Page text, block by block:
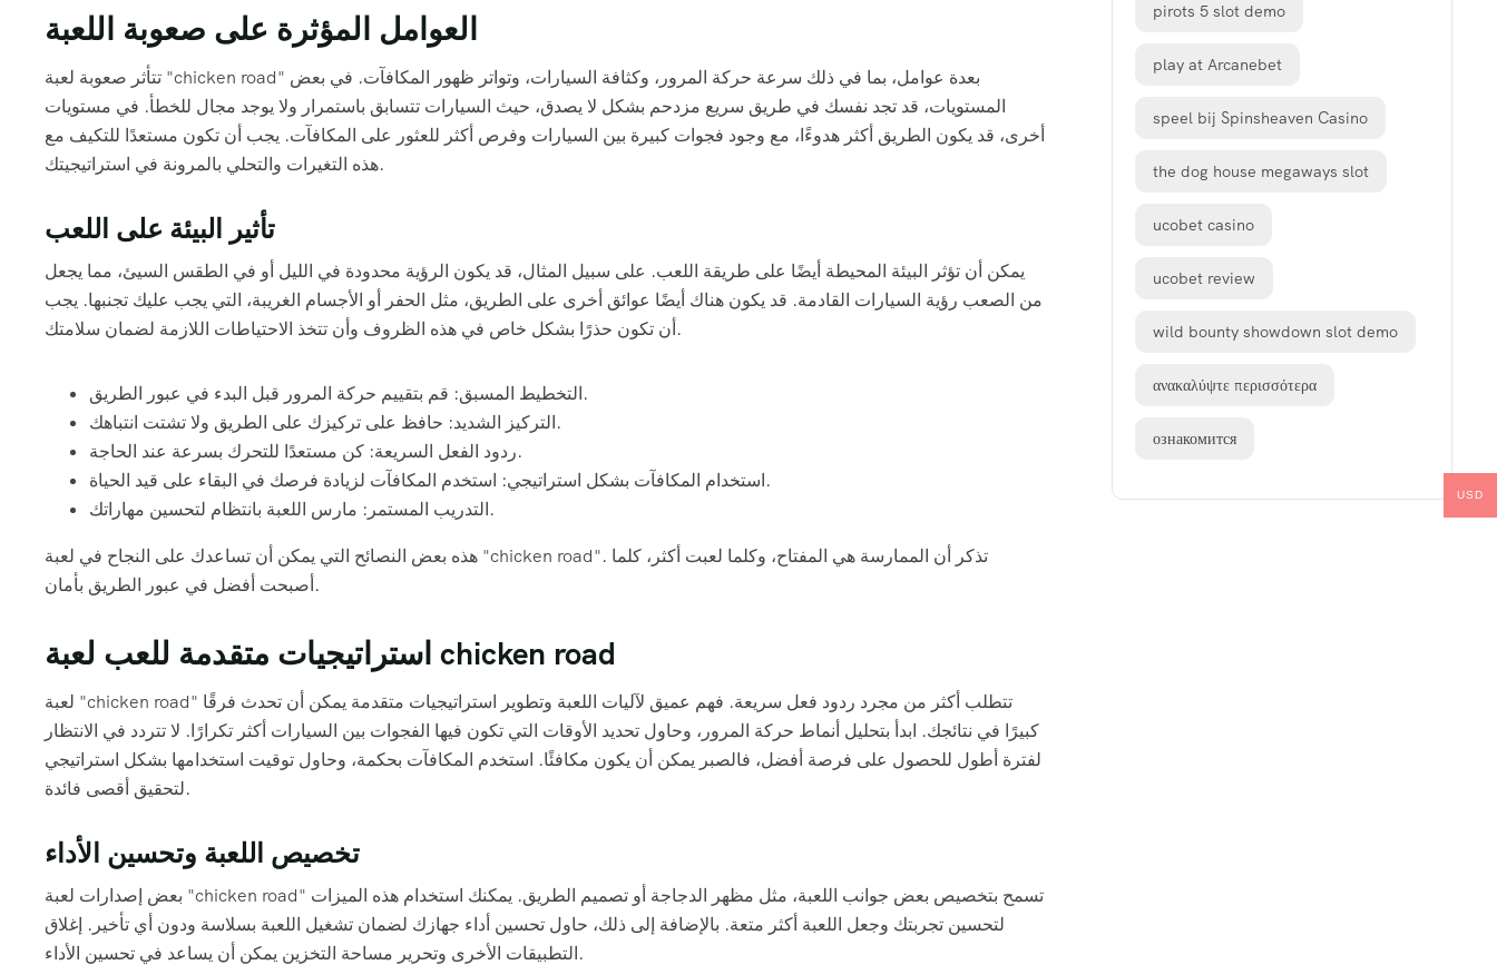
العوامل المؤثرة على صعوبة اللعبة
تتأثر صعوبة لعبة "chicken road" بعدة عوامل، بما في ذلك سرعة حركة المرور، وكثافة السيارات، وتواتر ظهور المكافآت. في بعض
المستويات، قد تجد نفسك في طريق سريع مزدحم بشكل لا يصدق، حيث السيارات تتسابق باستمرار ولا يوجد مجال للخطأ. في مستويات
أخرى، قد يكون الطريق أكثر هدوءًا، مع وجود فجوات كبيرة بين السيارات وفرص أكثر للعثور على المكافآت. يجب أن تكون مستعدًا للتكيف مع
هذه التغيرات والتحلي بالمرونة في استراتيجيتك.
تأثير البيئة على اللعب
يمكن أن تؤثر البيئة المحيطة أيضًا على طريقة اللعب. على سبيل المثال، قد يكون الرؤية محدودة في الليل أو في الطقس السيئ، مما يجعل
من الصعب رؤية السيارات القادمة. قد يكون هناك أيضًا عوائق أخرى على الطريق، مثل الحفر أو الأجسام الغريبة، التي يجب عليك تجنبها. يجب
أن تكون حذرًا بشكل خاص في هذه الظروف وأن تتخذ الاحتياطات اللازمة لضمان سلامتك.
التخطيط المسبق: قم بتقييم حركة المرور قبل البدء في عبور الطريق.
التركيز الشديد: حافظ على تركيزك على الطريق ولا تشتت انتباهك.
ردود الفعل السريعة: كن مستعدًا للتحرك بسرعة عند الحاجة.
استخدام المكافآت بشكل استراتيجي: استخدم المكافآت لزيادة فرصك في البقاء على قيد الحياة.
التدريب المستمر: مارس اللعبة بانتظام لتحسين مهاراتك.
هذه بعض النصائح التي يمكن أن تساعدك على النجاح في لعبة "chicken road". تذكر أن الممارسة هي المفتاح، وكلما لعبت أكثر، كلما
أصبحت أفضل في عبور الطريق بأمان.
استراتيجيات متقدمة للعب لعبة chicken road
لعبة "chicken road" تتطلب أكثر من مجرد ردود فعل سريعة. فهم عميق لآليات اللعبة وتطوير استراتيجيات متقدمة يمكن أن تحدث فرقًا
كبيرًا في نتائجك. ابدأ بتحليل أنماط حركة المرور، وحاول تحديد الأوقات التي تكون فيها الفجوات بين السيارات أكثر تكرارًا. لا تتردد في الانتظار
لفترة أطول للحصول على فرصة أفضل، فالصبر يمكن أن يكون مكافئًا. استخدم المكافآت بحكمة، وحاول توقيت استخدامها بشكل استراتيجي
لتحقيق أقصى فائدة.
تخصيص اللعبة وتحسين الأداء
بعض إصدارات لعبة "chicken road" تسمح بتخصيص بعض جوانب اللعبة، مثل مظهر الدجاجة أو تصميم الطريق. يمكنك استخدام هذه الميزات
لتحسين تجربتك وجعل اللعبة أكثر متعة. بالإضافة إلى ذلك، حاول تحسين أداء جهازك لضمان تشغيل اللعبة بسلاسة ودون أي تأخير. إغلاق
التطبيقات الأخرى وتحرير مساحة التخزين يمكن أن يساعد في تحسين الأداء.
pirots 5 slot demo
play at Arcanebet
speel bij Spinsheaven Casino
the dog house megaways slot
ucobet casino
ucobet review
wild bounty showdown slot demo
ανακαλύψτε περισσότερα
ознакомится
USD